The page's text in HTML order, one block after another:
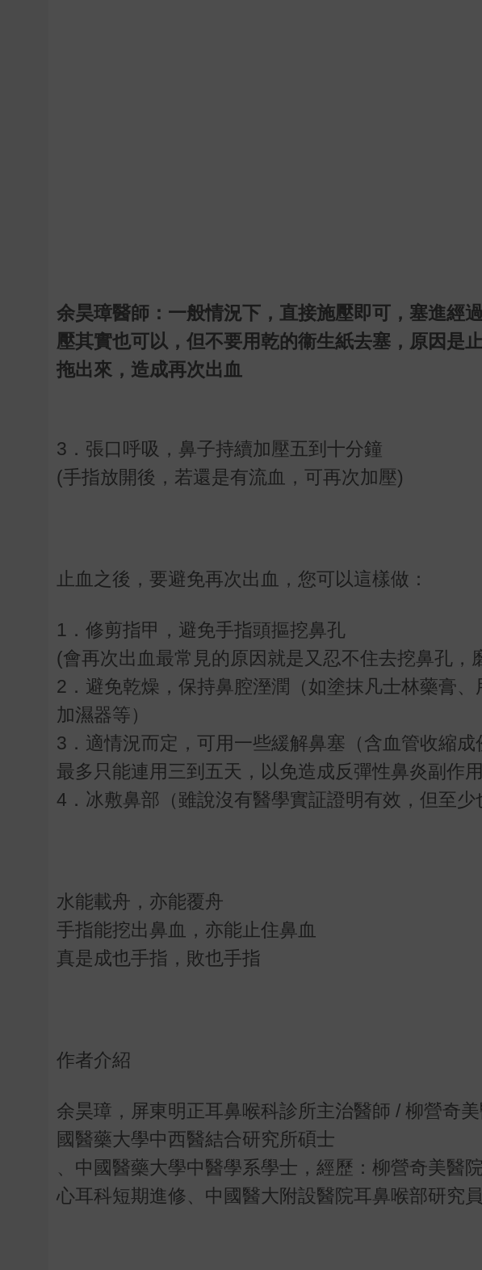
余昊璋醫師：一般情況下，直接施壓即可，塞進經
壓其實也可以，但不要用乾的衞生紙去塞，原因是
拖出來，造成再次出血
3．張口呼吸，鼻子持續加壓五到十分鐘
(手指放開後，若還是有流血，可再次加壓)
止血之後，要避免再次出血，您可以這樣做：
1．修剪指甲，避免手指頭摳挖鼻孔
(會再次出血最常見的原因就是又忍不住去挖鼻孔，
2．避免乾燥，保持鼻腔溼潤（如塗抹凡士林藥膏
加濕器等）
3．適情況而定，可用一些緩解鼻塞（含血管收縮
最多只能連用三到五天，以免造成反彈性鼻炎副作用
4．冰敷鼻部（雖說沒有醫學實証證明有效，但至少
水能載舟，亦能覆舟
手指能挖出鼻血，亦能止住鼻血
真是成也手指，敗也手指
作者介紹
余昊璋，屏東明正耳鼻喉科診所主治醫師 / 柳營奇
國醫藥大學中西醫結合研究所碩士
、中國醫藥大學中醫學系學士，經歷：柳營奇美醫
心耳科短期進修、中國醫大附設醫院耳鼻喉部研究